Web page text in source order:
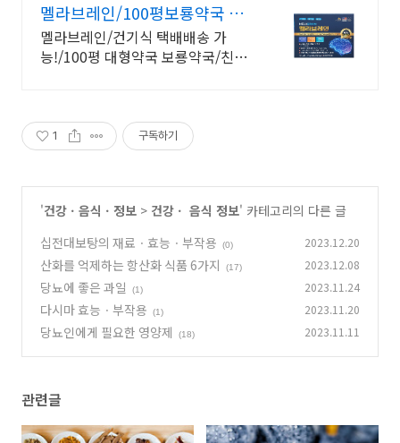
멜라브레인/100평보룡약국 대
형약국/태릉입구,육사 근처
멜라브레인/건기식 택배배송 가
능!/100평 대형약국 보룡약국/친절
1 구독하기
'건강ㆍ음식ㆍ정보 > 건강ㆍ 음식 정보' 카테고리의 다른 글
십전대보탕의 재료ㆍ효능ㆍ부작용
(0) 2023.12.20
산화를 억제하는 항산화 식품 6가지 (17) 2023.12.08
당뇨에 좋은 과일 (1) 2023.11.24
다시마 효능ㆍ부작용 (1) 2023.11.20
당뇨인에게 필요한 영양제 (18) 2023.11.11
관련글